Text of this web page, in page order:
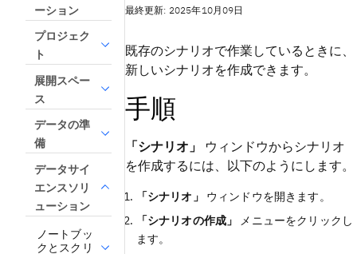
ーション
プロジェク
ト
展開スペー
ス
データの準
備
データサイ
エンスソリ
ューション
ノートブッ
クとスクリ
最終更新: 2025年10月09日
既存のシナリオで作業しているときに、
新しいシナリオを作成できます。
手順
「シナリオ」
ウィンドウからシナリオ
を作成するには、以下のようにします。
「シナリオ」
ウィンドウを開きます。
「シナリオの作成」
メニューをクリックし
ます。